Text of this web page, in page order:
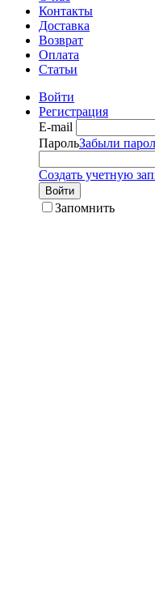
Контакты
Доставка
Возврат
Оплата
Статьи
Войти
Регистрация
E-mail
ПарольЗабыли
Создать учетную
Войти
Запомнить